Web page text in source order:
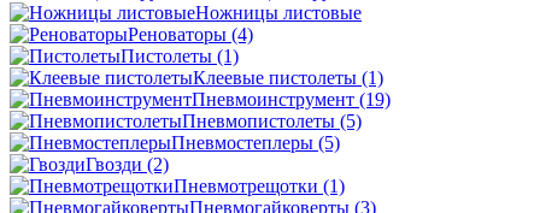
Ножницы листовые
Реноваторы (4)
Пистолеты (1)
Клеевые пистолеты (1)
Пневмоинструмент (19)
Пневмопистолеты (5)
Пневмостеплеры (5)
Гвозди (2)
Пневмотрещотки (1)
Пневмогайковерты (3)